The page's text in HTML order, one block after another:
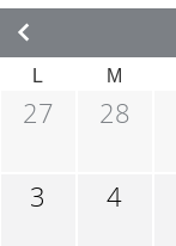
L M
27 28
3 4